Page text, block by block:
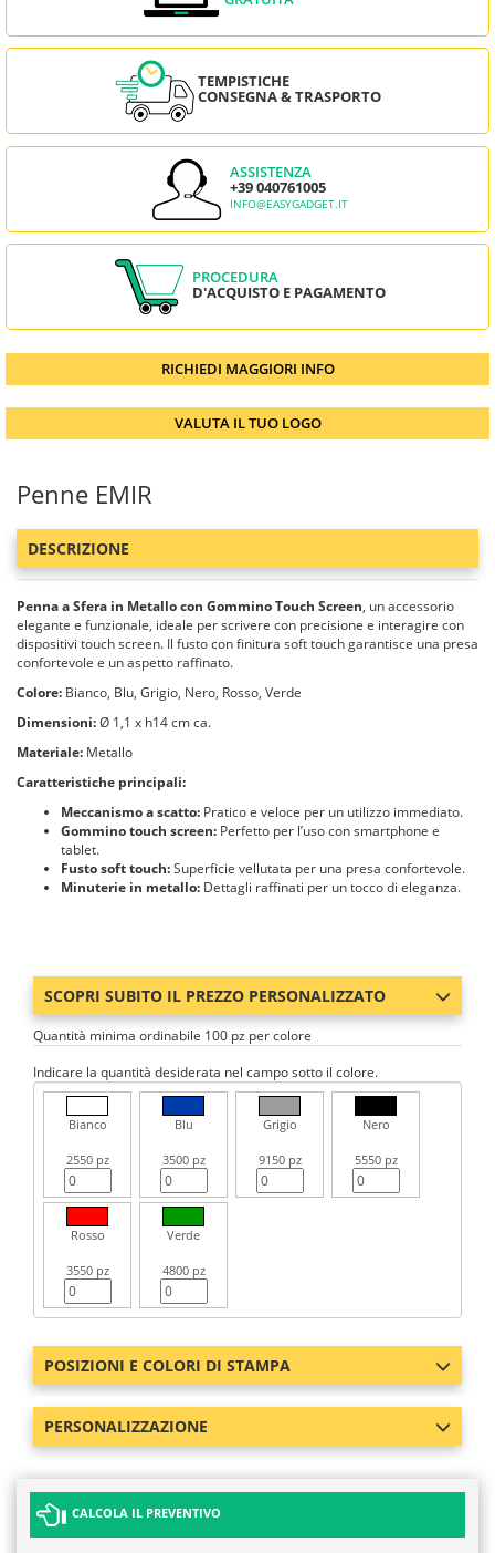
TEMPISTICHE
CONSEGNA & TRASPORTO
ASSISTENZA
+39 040761005
INFO@EASYGADGET.IT
PROCEDURA
D'ACQUISTO E PAGAMENTO
RICHIEDI MAGGIORI INFO
VALUTA IL TUO LOGO
Penne EMIR
DESCRIZIONE
Penna a Sfera in Metallo con Gommino Touch Screen, un accessorio
elegante e funzionale, ideale per scrivere con precisione e interagire con
dispositivi touch screen. Il fusto con finitura soft touch garantisce una presa
confortevole e un aspetto raffinato.
Colore: Bianco, Blu, Grigio, Nero, Rosso, Verde
Dimensioni:Ø 1,1 x h14 cm ca.
Materiale: Metallo
Caratteristiche principali:
Meccanismo a scatto: Pratico e veloce per un utilizzo immediato.
Gommino touch screen: Perfetto per l’uso con smartphone e
tablet.
Fusto soft touch:Superficie vellutata per una presa confortevole.
Minuterie in metallo: Dettagli raffinati per un tocco di eleganza.
SCOPRI SUBITO IL PREZZO PERSONALIZZATO
Quantità minima ordinabile 100 pz per colore
Indicare la quantità desiderata nel campo sotto il colore.
Bianco
2550 pz
Blu
3500 pz
Grigio
9150 pz
Nero
5550 pz
Rosso
3550 pz
Verde
4800 pz
POSIZIONI E COLORI DI STAMPA
PERSONALIZZAZIONE
CALCOLA IL PREVENTIVO